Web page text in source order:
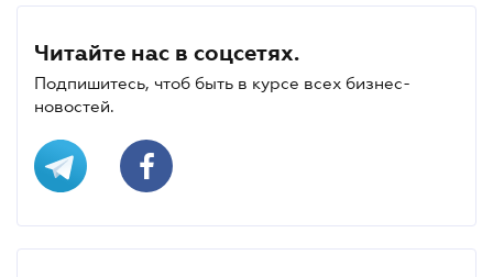
Читайте нас в соцсетях.
Подпишитесь, чтоб быть в курсе всех бизнес-
новостей.